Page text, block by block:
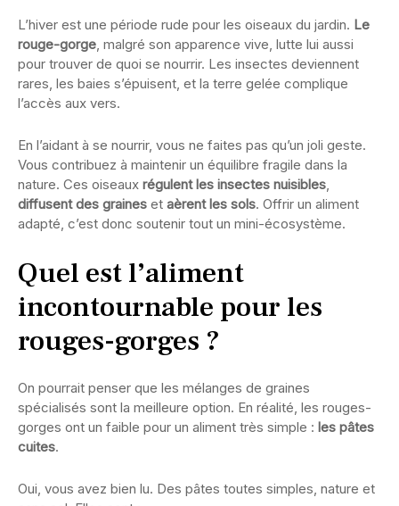
L’hiver est une période rude pour les oiseaux du jardin. Le
rouge-gorge, malgré son apparence vive, lutte lui aussi
pour trouver de quoi se nourrir. Les insectes deviennent
rares, les baies s’épuisent, et la terre gelée complique
l’accès aux vers.
En l’aidant à se nourrir, vous ne faites pas qu’un joli geste.
Vous contribuez à maintenir un équilibre fragile dans la
nature. Ces oiseaux régulent les insectes nuisibles,
diffusent des graines et aèrent les sols. Offrir un aliment
adapté, c’est donc soutenir tout un mini-éco­système.
Quel est l’aliment
incontournable pour les
rouges-gorges ?
On pourrait penser que les mélanges de graines
spécialisés sont la meilleure option. En réalité, les rouges-
gorges ont un faible pour un aliment très simple : les pâtes
cuites.
Oui, vous avez bien lu. Des pâtes toutes simples, nature et